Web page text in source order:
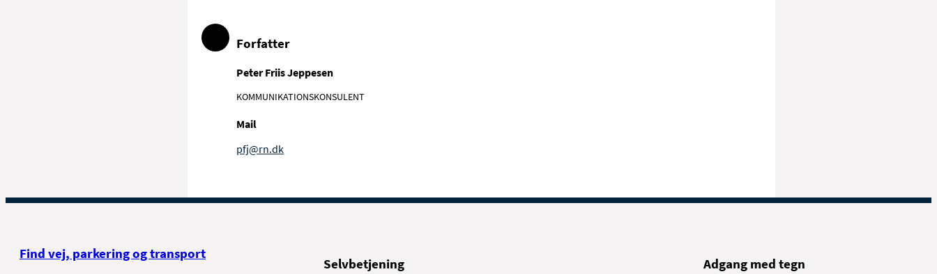
Forfatter
Peter Friis Jeppesen
KOMMUNIKATIONSKONSULENT
Mail
pfj@rn.dk
Find vej, parkering og transport
Selvbetjening Adgang med tegn